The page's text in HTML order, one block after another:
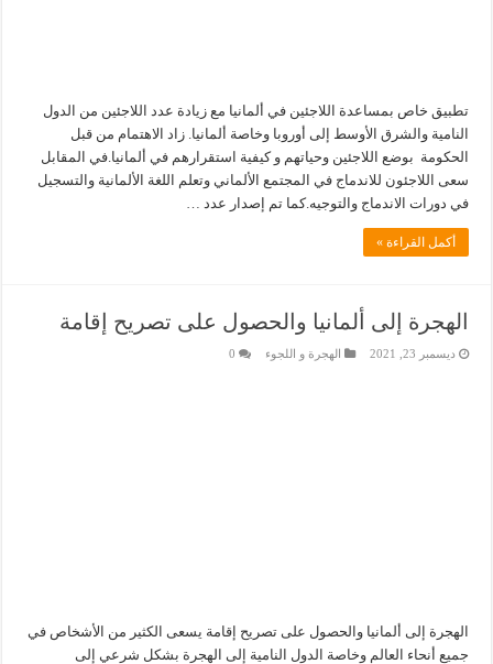
تطبيق خاص بمساعدة اللاجئين في ألمانيا مع زيادة عدد اللاجئين من الدول
النامية والشرق الأوسط إلى أوروبا وخاصة ألمانيا. زاد الاهتمام من قبل
الحكومة بوضع اللاجئين وحياتهم و كيفية استقرارهم في ألمانيا.في المقابل
سعى اللاجئون للاندماج في المجتمع الألماني وتعلم اللغة الألمانية والتسجيل
في دورات الاندماج والتوجيه.كما تم إصدار عدد …
أكمل القراءة »
الهجرة إلى ألمانيا والحصول على تصريح إقامة
ديسمبر 23, 2021 الهجرة و اللجوء 0
الهجرة إلى ألمانيا والحصول على تصريح إقامة يسعى الكثير من الأشخاص في
جميع أنحاء العالم وخاصة الدول النامية إلى الهجرة بشكل شرعي إلى